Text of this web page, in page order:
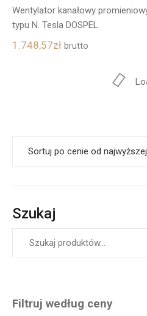
Szukaj
Filtruj według ceny
Wentylator kanałowy
typu N. Tesla DOSPEL
1.748,57zł brutto